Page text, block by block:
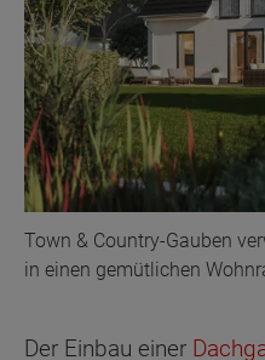
Town & Country-Gauben
in einen gemütlichen
Der Einbau einer